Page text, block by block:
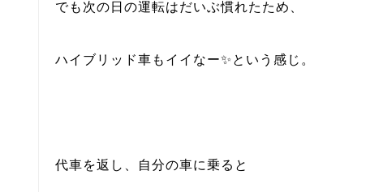
でも次の日の運転はだいぶ慣れたため、
ハイブリッド車もイイなー✨という感じ。
代車を返し、自分の車に乗ると